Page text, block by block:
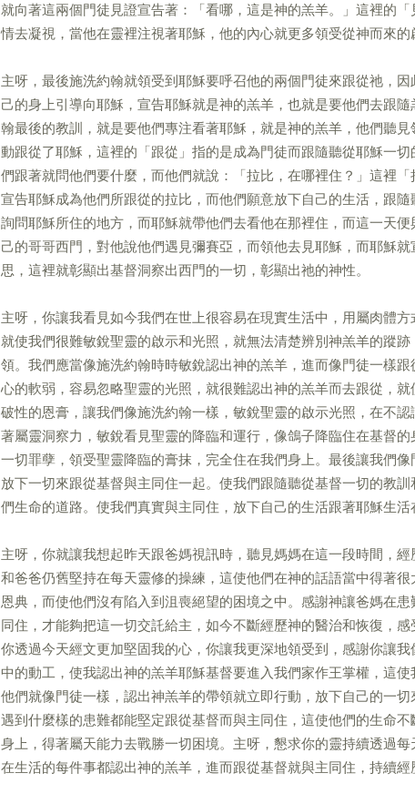
就向著這兩個門徒見證宣告著：「看哪，這是神的羔羊。」這裡的
情去凝視，當他在靈裡注視著耶穌，他的內心就更多領受從神而來的
主呀，最後施洗約翰就領受到耶穌要呼召他的兩個門徒來跟從祂，
己的身上引導向耶穌，宣告耶穌就是神的羔羊，也就是要他們去跟
翰最後的教訓，就是要他們專注看著耶穌，就是神的羔羊，他們聽
動跟從了耶穌，這裡的「跟從」指的是成為門徒而跟隨聽從耶穌一
們跟著就問他們要什麼，而他們就說：「拉比，在哪裡住？」這裡
宣告耶穌成為他們所跟從的拉比，而他們願意放下自己的生活，跟
詢問耶穌所住的地方，而耶穌就帶他們去看他在那裡住，而這一天
己的哥哥西門，對他說他們遇見彌賽亞，而領他去見耶穌，而耶穌
思，這裡就彰顯出基督洞察出西門的一切，彰顯出祂的神性。
主呀，你讓我看見如今我們在世上很容易在現實生活中，用屬肉體
就使我們很難敏銳聖靈的啟示和光照，就無法清楚辨別神羔羊的蹤
領。我們應當像施洗約翰時時敏銳認出神的羔羊，進而像門徒一樣
心的軟弱，容易忽略聖靈的光照，就很難認出神的羔羊而去跟從，
破性的恩膏，讓我們像施洗約翰一樣，敏銳聖靈的啟示光照，在不
著屬靈洞察力，敏銳看見聖靈的降臨和運行，像鴿子降臨住在基督
一切罪孽，領受聖靈降臨的膏抹，完全住在我們身上。最後讓我們
放下一切來跟從基督與主同住一起。使我們跟隨聽從基督一切的教
們生命的道路。使我們真實與主同住，放下自己的生活跟著耶穌生活
主呀，你就讓我想起昨天跟爸媽視訊時，聽見媽媽在這一段時間，
和爸爸仍舊堅持在每天靈修的操練，這使他們在神的話語當中得著
恩典，而使他們沒有陷入到沮喪絕望的困境之中。感謝神讓爸媽在
同住，才能夠把這一切交託給主，如今不斷經歷神的醫治和恢復，
你透過今天經文更加堅固我的心，你讓我更深地領受到，感謝你讓
中的動工，使我認出神的羔羊耶穌基督要進入我們家作王掌權，這
他們就像門徒一樣，認出神羔羊的帶領就立即行動，放下自己的一
遇到什麼樣的患難都能堅定跟從基督而與主同住，這使他們的生命
身上，得著屬天能力去戰勝一切困境。主呀，懇求你的靈持續透過
在生活的每件事都認出神的羔羊，進而跟從基督就與主同住，持續經